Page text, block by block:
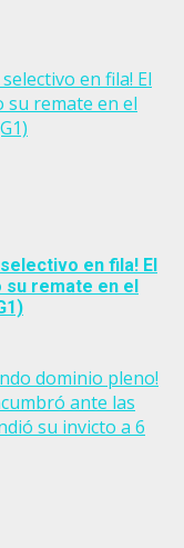
en fila! El
su remate en el
selectivo en fila! El
su remate en el
dominio pleno!
ante las
su invicto a 6